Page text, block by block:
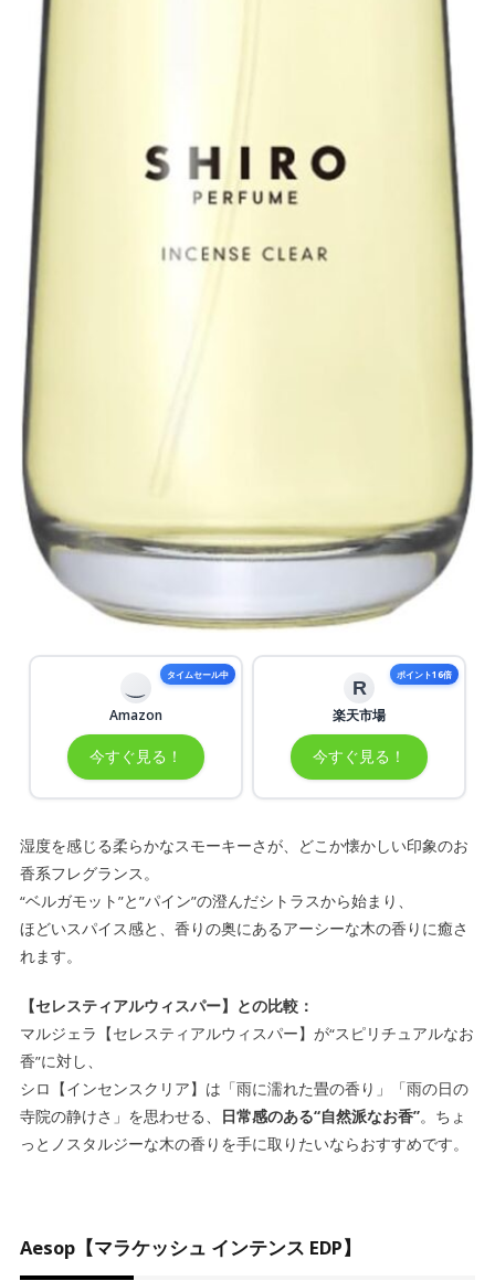
タイムセール中
Amazon
今すぐ見る！
ポイント16倍
R
楽天市場
今すぐ見る！
湿度を感じる柔らかなスモーキーさが、どこか懐かしい印象のお
香系フレグランス。
“ベルガモット”と”パイン”の澄んだシトラスから始まり、
ほどいスパイス感と、香りの奥にあるアーシーな木の香りに癒さ
れます。
【セレスティアルウィスパー】との比較：
マルジェラ【セレスティアルウィスパー】が“スピリチュアルなお
香”に対し、
シロ【インセンスクリア】は「雨に濡れた畳の香り」「雨の日の
寺院の静けさ」を思わせる、
日常感のある“自然派なお香”。ちょ
っとノスタルジーな木の香りを手に取りたいならおすすめです。
Aesop【マラケッシュ インテンス EDP】